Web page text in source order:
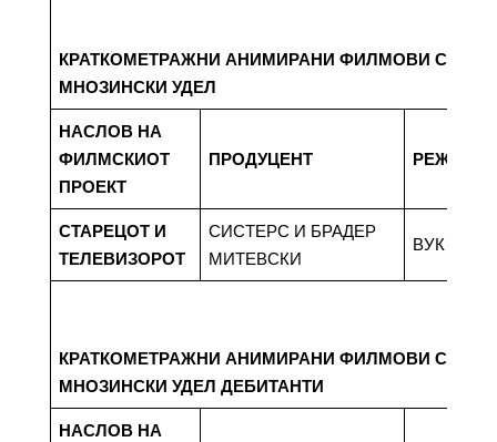
КРАТКОМЕТРАЖНИ АНИМИРАНИ ФИЛМОВИ СО
МНОЗИНСКИ УДЕЛ
НАСЛОВ НА
ФИЛМСКИОТ
ПРОЕКТ
ПРОДУЦЕНТ РЕЖИСЕР
СТАРЕЦОТ И
ТЕЛЕВИЗОРОТ
СИСТЕРС И БРАДЕР
МИТЕВСКИ
ВУК
КРАТКОМЕТРАЖНИ АНИМИРАНИ ФИЛМОВИ СО
МНОЗИНСКИ УДЕЛ ДЕБИТАНТИ
НАСЛОВ НА